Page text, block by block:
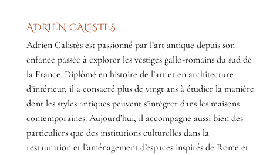
ADRIEN CALISTES
Adrien Calistès est passionné par l’art antique depuis son
enfance passée à explorer les vestiges gallo-romains du sud de
la France. Diplômé en histoire de l’art et en architecture
d’intérieur, il a consacré plus de vingt ans à étudier la manière
dont les styles antiques peuvent s’intégrer dans les maisons
contemporaines. Aujourd’hui, il accompagne aussi bien des
particuliers que des institutions culturelles dans la
restauration et l’aménagement d’espaces inspirés de Rome et